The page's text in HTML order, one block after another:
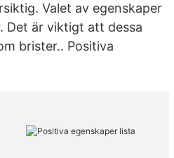
Valet av egenskaper
Det är viktigt att dessa
brister.. Positiva